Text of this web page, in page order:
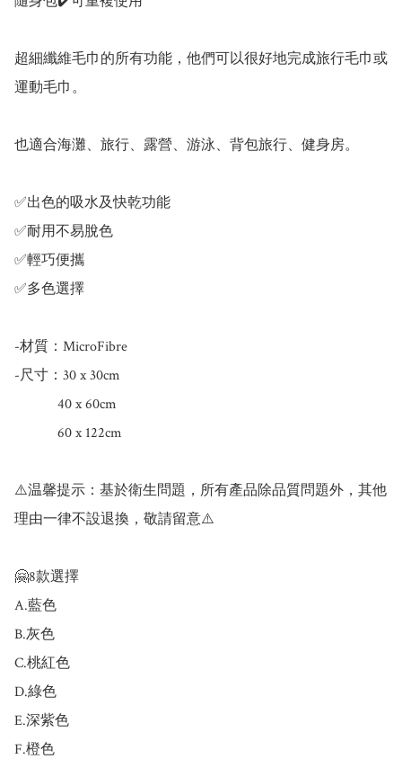
超細纖維毛巾的所有功能，他們可以很好地完成旅行毛巾或
運動毛巾。
也適合海灘、旅行、露營、游泳、背包旅行、健身房。
✅出色的吸水及快乾功能
✅耐用不易脫色
✅輕巧便攜
✅多色選擇
-材質：MicroFibre
-尺寸：30 x 30cm
40 x 60cm
60 x 122cm
⚠️温馨提示：基於衛生問題，所有產品除品質問題外，其他
理由一律不設退換，敬請留意⚠️
🤗8款選擇
A.藍色
B.灰色
C.桃紅色
D.綠色
E.深紫色
F.橙色